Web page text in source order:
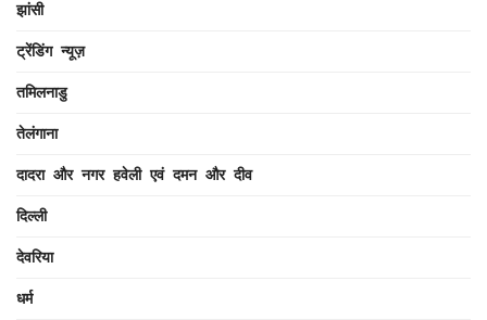
झांसी
ट्रेंडिंग न्यूज़
तमिलनाडु
तेलंगाना
दादरा और नगर हवेली एवं दमन और दीव
दिल्ली
देवरिया
धर्म